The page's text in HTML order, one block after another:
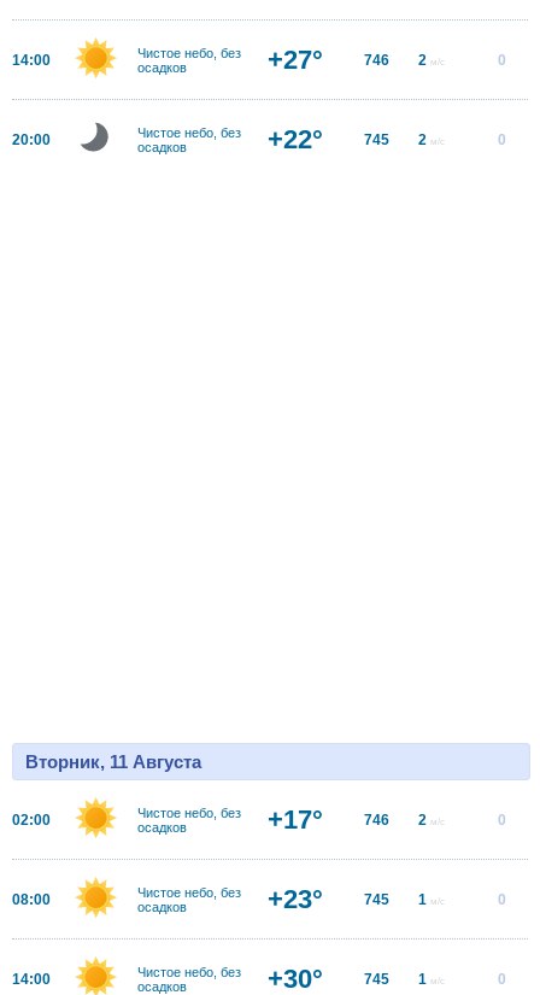
14:00
Чистое небо, без
осадков
+27° 746 2 м/с 0
20:00
Чистое небо, без
осадков
+22° 745 2 м/с 0
Вторник, 11 Августа
02:00
Чистое небо, без
осадков
+17° 746 2 м/с 0
08:00
Чистое небо, без
осадков
+23° 745 1 м/с 0
14:00
Чистое небо, без
осадков
+30° 745 1 м/с 0